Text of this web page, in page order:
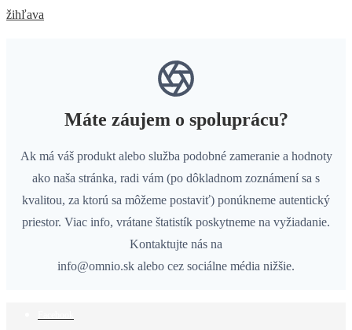
žihľava
Máte záujem o spoluprácu?
Ak má váš produkt alebo služba podobné zameranie a hodnoty
ako naša stránka, radi vám (po dôkladnom zoznámení sa s
kvalitou, za ktorú sa môžeme postaviť) ponúkneme autentický
priestor. Viac info, vrátane štatistík poskytneme na vyžiadanie.
Kontaktujte nás na
info@omnio.sk alebo cez sociálne média nižšie.